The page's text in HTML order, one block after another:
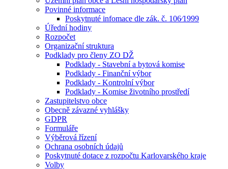
Povinné informace
Poskytnuté infomace dle zák. č. 106⁄1999
Úřední hodiny
Rozpočet
Organizační struktura
Podklady pro členy ZO DŽ
Podklady - Stavební a bytová komise
Podklady - Finanční výbor
Podklady - Kontrolní výbor
Podklady - Komise životního prostředí
Zastupitelstvo obce
Obecně závazné vyhlášky
GDPR
Formuláře
Výběrová řízení
Ochrana osobních údajů
Poskytnuté dotace z rozpočtu Karlovarského kraje
Volby